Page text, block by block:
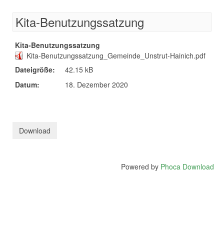
Kita-Benutzungssatzung
Kita-Benutzungssatzung
Kita-Benutzungssatzung_Gemeinde_Unstrut-Hainich.pdf
Dateigröße:
42.15 kB
Datum:
18. Dezember 2020
Powered by Phoca Download